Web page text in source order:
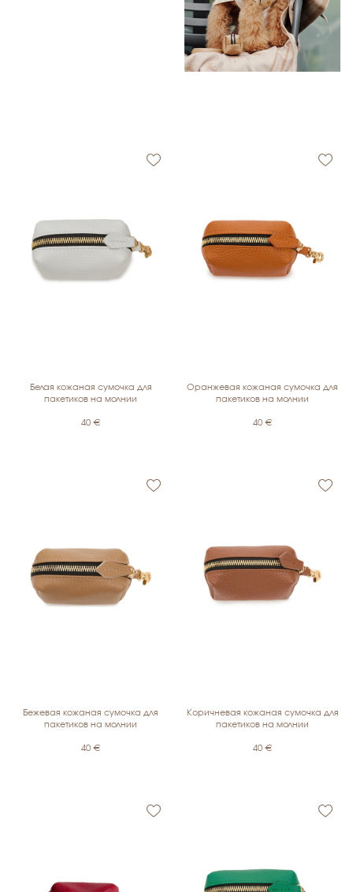
Белая кожаная сумочка для
пакетиков на молнии
40 €
Оранжевая кожаная сумочка для
пакетиков на молнии
40 €
Бежевая кожаная сумочка для
пакетиков на молнии
40 €
Коричневая кожаная сумочка для
пакетиков на молнии
40 €